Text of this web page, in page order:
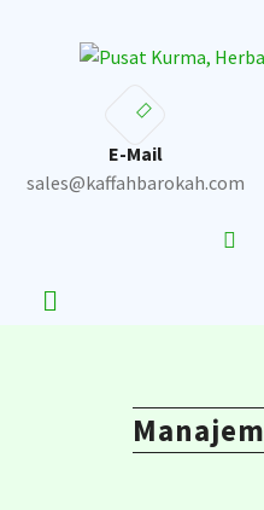
E-Mail
sales@kaffahbarokah.com